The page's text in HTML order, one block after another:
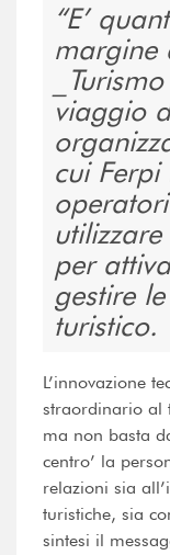
E’
margine
viaggio
cui
per
gestire
turistico.
L’innovazione
straordinario al
ma non basta
centro’ la
relazioni sia
turistiche, sia
sintesi il